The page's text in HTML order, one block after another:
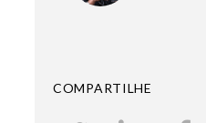
COMPARTILHE